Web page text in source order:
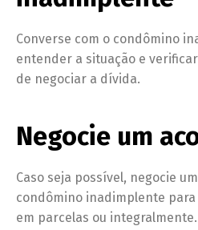
Converse com o condômino
entender a situação e
de negociar a dívida.
Negocie um
Caso seja possível, negocie
condômino inadimplente
em parcelas ou integralmente.